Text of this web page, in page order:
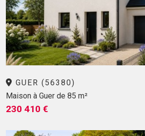
GUER (56380)
Maison à Guer de 85 m²
230 410 €